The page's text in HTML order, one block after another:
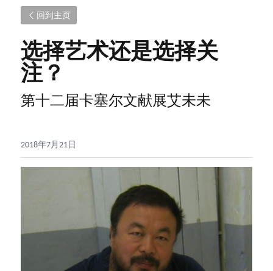
回到主页
选择艺术还是选择关
注？
第十二届卡塞尔文献展艾未未
2018年7月21日